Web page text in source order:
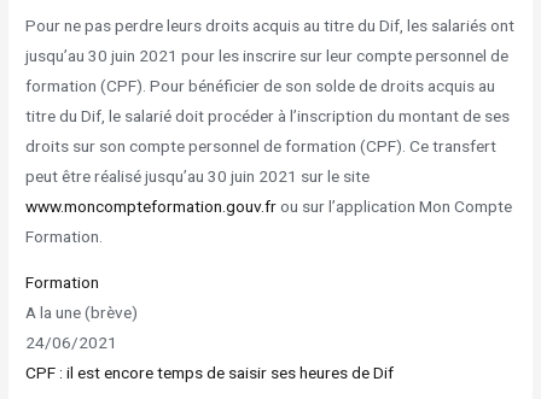
Pour ne pas perdre leurs droits acquis au titre du Dif, les salariés ont
jusqu’au 30 juin 2021 pour les inscrire sur leur compte personnel de
formation (CPF). Pour bénéficier de son solde de droits acquis au
titre du Dif, le salarié doit procéder à l’inscription du montant de ses
droits sur son compte personnel de formation (CPF). Ce transfert
peut être réalisé jusqu’au 30 juin 2021 sur le site
www.moncompteformation.gouv.frou sur l’application Mon Compte
Formation.
Formation
A la une (brève)
24/06/2021
CPF : il est encore temps de saisir ses heures de Dif